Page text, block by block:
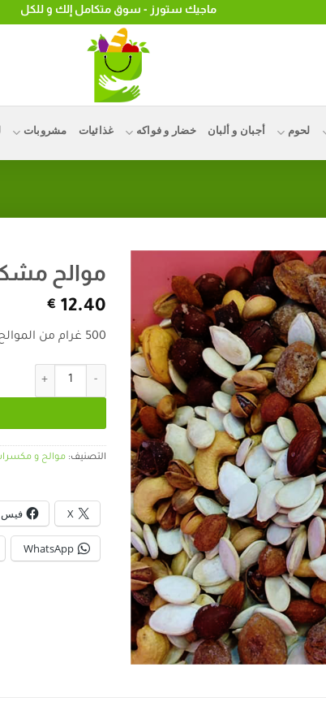
ماجيك ستورز - سوق متكامل إلك و للكل
لحوم أجبان و ألبان خضار و فواكه غذائيات مشروبات
موالح
12.40
€
500 غرام من الموالح المشكلة ( بزر ابيض -فستق عبيد -كاجو – فستق حلبي )
كمية موالح مشكلة
التصنيف: موالح و
X فيس
WhatsApp